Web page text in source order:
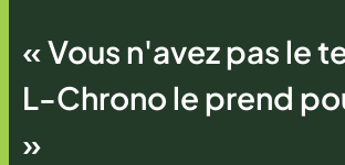
« Vous n'avez pas le
L-Chrono le prend
»